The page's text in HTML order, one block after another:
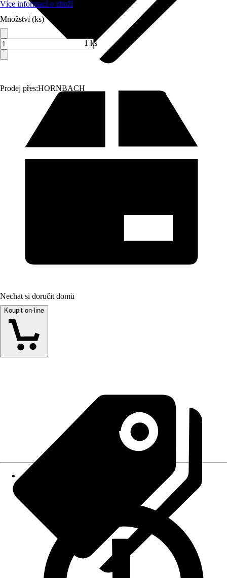
Prodej přes:HORNBACH
Více informací o zboží
Množství (ks)
1 ks
Nechat si doručit domů
Koupit on-line